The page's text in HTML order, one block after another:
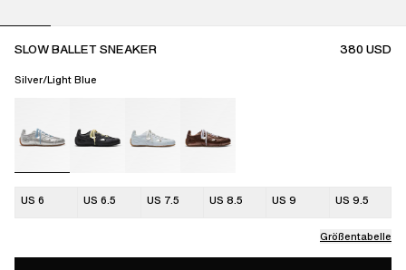
SLOW BALLET SNEAKER 380USD
Silver/Light Blue
US 6 US 6.5 US 7.5 US 8.5 US 9 US 9.5
Größentabelle